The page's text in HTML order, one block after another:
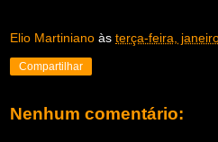
Elio Martiniano às terça-feira,
Compartilhar
Nenhum comentário: